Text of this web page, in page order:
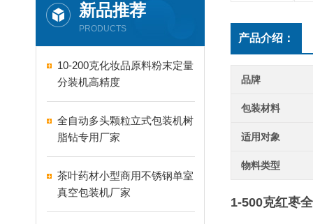
新品推荐
PRODUCTS
10-200克化妆品原料粉末定量
分装机高精度
全自动多头颗粒立式包装机树
脂钻专用厂家
茶叶药材小型商用不锈钢单室
真空包装机厂家
产品介绍：
品牌
包装材料
适用对象
物料类型
1-500克红枣